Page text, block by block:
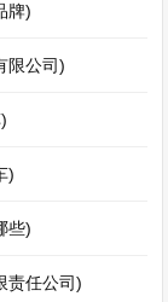
牌)
限公司)
)
些)
责任公司)